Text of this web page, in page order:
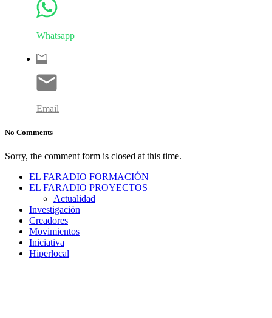
Whatsapp
Email
No Comments
Sorry, the comment form is closed at this time.
EL FARADIO FORMACIÓN
EL FARADIO PROYECTOS
Actualidad
Investigación
Creadores
Movimientos
Iniciativa
Hiperlocal